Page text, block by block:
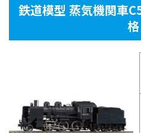
鉄道模型 蒸気機関車
格